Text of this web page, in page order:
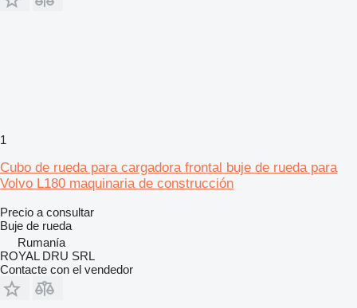
1
Cubo de rueda para cargadora frontal buje de rueda para
Volvo L180 maquinaria de construcción
Precio a consultar
Buje de rueda
Rumanía
ROYAL DRU SRL
Contacte con el vendedor